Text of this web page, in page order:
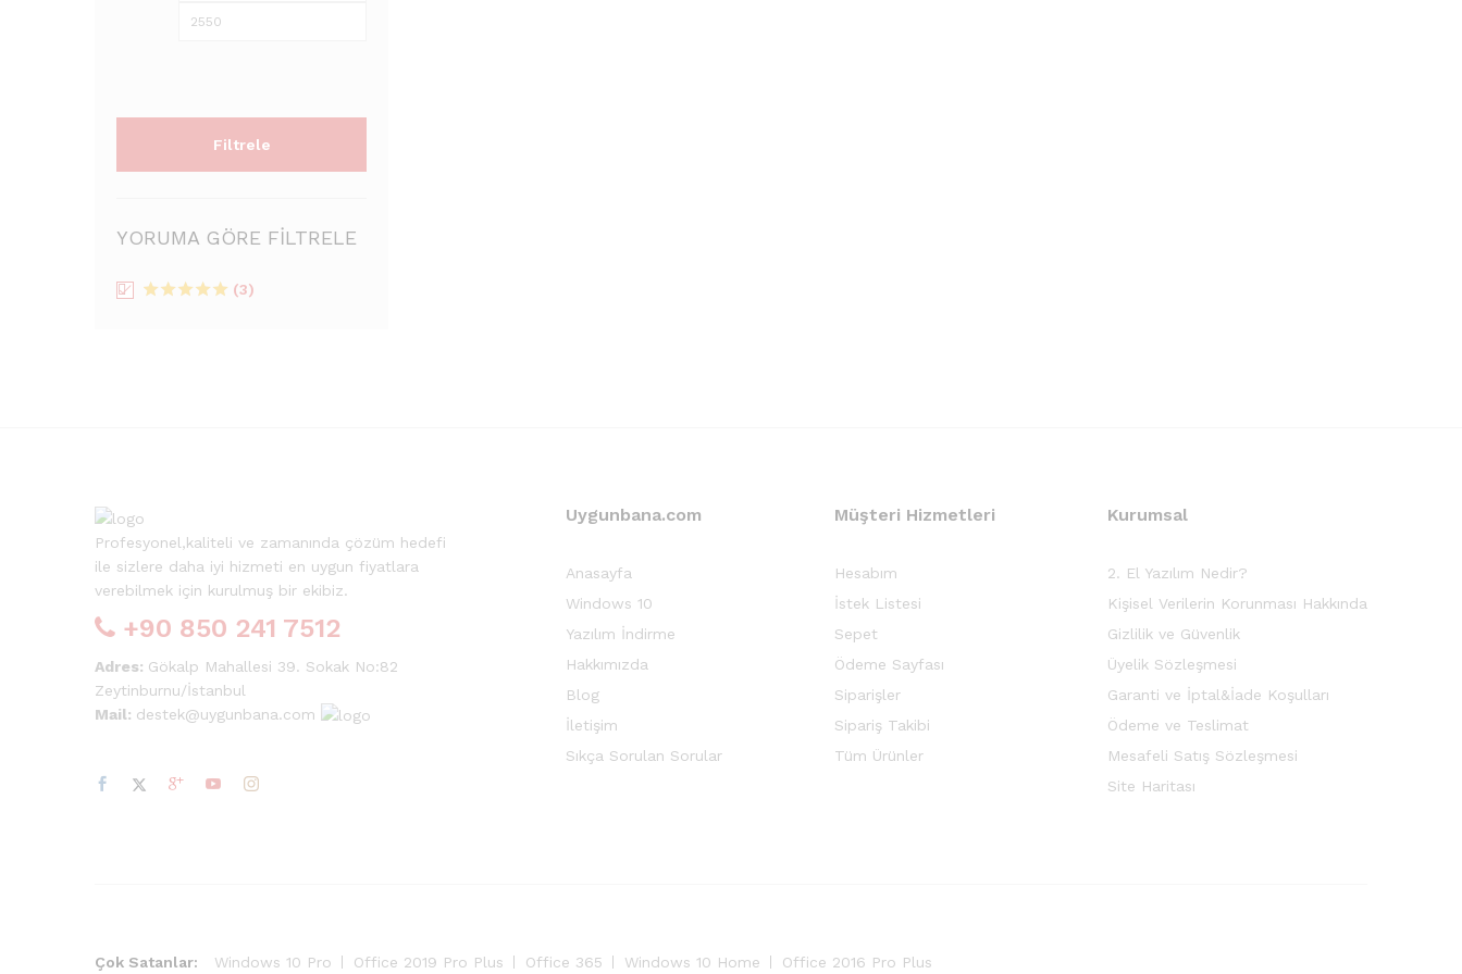
Filtrele
YORUMA GÖRE FILTRELE
(3)
Profesyonel,kaliteli ve zamanında çözüm hedefi
ile sizlere daha iyi hizmeti en uygun fiyatlara
verebilmek için kurulmuş bir ekibiz.
+90 850 241 7512
Adres: Gökalp Mahallesi 39. Sokak No:82
Zeytinburnu/İstanbul
Mail: destek@uygunbana.com
Uygunbana.com
Anasayfa
Windows 10
Yazılım İndirme
Hakkımızda
Blog
İletişim
Sıkça Sorulan Sorular
Müşteri Hizmetleri
Hesabım
İstek Listesi
Sepet
Ödeme Sayfası
Siparişler
Sipariş Takibi
Tüm Ürünler
Kurumsal
2. El Yazılım Nedir?
Kişisel Verilerin Korunması Hakkında
Gizlilik ve Güvenlik
Üyelik Sözleşmesi
Garanti ve İptal&İade Koşulları
Ödeme ve Teslimat
Mesafeli Satış Sözleşmesi
Site Haritası
Çok Satanlar: Windows 10 Pro Office 2019 Pro Plus Office 365 Windows 10 Home Office 2016 Pro Plus